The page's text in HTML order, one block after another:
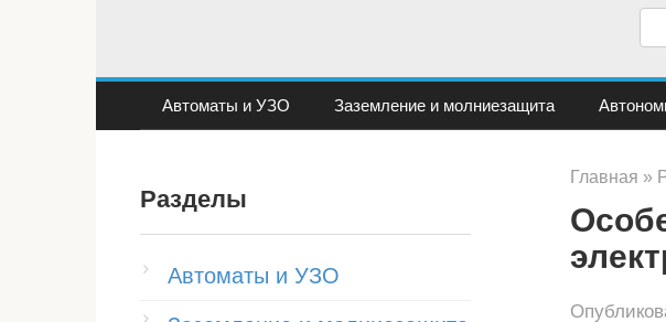
с
:
Автоматы и УЗО Заземление и молниезащита
Главная »
Разделы
Автоматы и УЗО